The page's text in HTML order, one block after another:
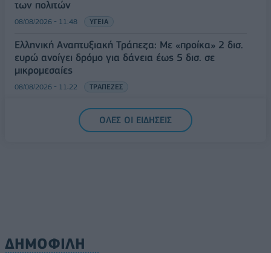
των πολιτών
08/08/2026 - 11:48 ΥΓΕΙΑ
Ελληνική Αναπτυξιακή Τράπεζα: Με «προίκα» 2 δισ.
ευρώ ανοίγει δρόμο για δάνεια έως 5 δισ. σε
μικρομεσαίες
08/08/2026 - 11:22 ΤΡΑΠΕΖΕΣ
5G παντού, 6G στον ορίζοντα: Πού βρίσκεται η
Ελλάδα στη μεγάλη τεχνολογική μετάβαση
ΟΛΕΣ ΟΙ ΕΙΔΗΣΕΙΣ
ΔΗΜΟΦΙΛΗ